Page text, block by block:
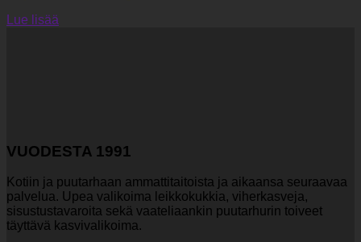
Lue lisää
VUODESTA 1991
Kotiin ja puutarhaan ammattitaitoista ja aikaansa seuraavaa
palvelua. Upea valikoima leikkokukkia, viherkasveja,
sisustustavaroita sekä vaateliaankin puutarhurin toiveet
täyttävä kasvivalikoima.